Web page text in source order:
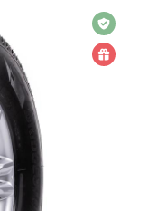
на 1 год
в подарок